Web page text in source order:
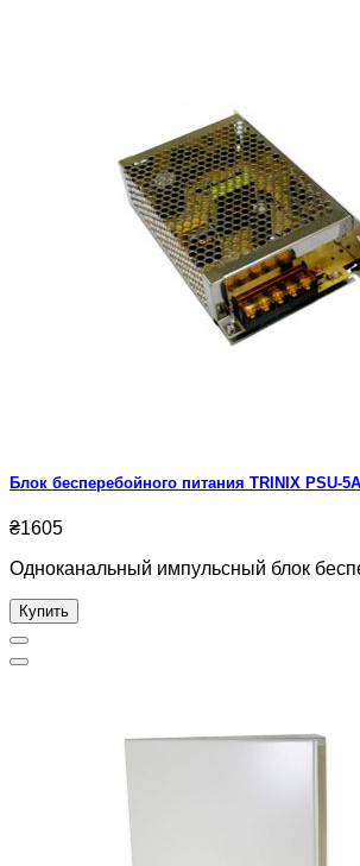
Блок бесперебойного питания TRINIX PSU-
₴1605
Одноканальный импульсный блок
Купить